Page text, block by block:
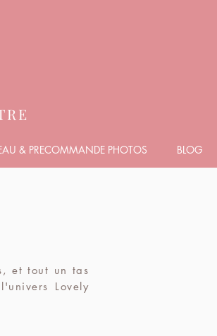
& PRECOMMANDE PHOTOS BLOG
et tout un tas
Lovely